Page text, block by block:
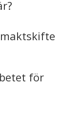
för